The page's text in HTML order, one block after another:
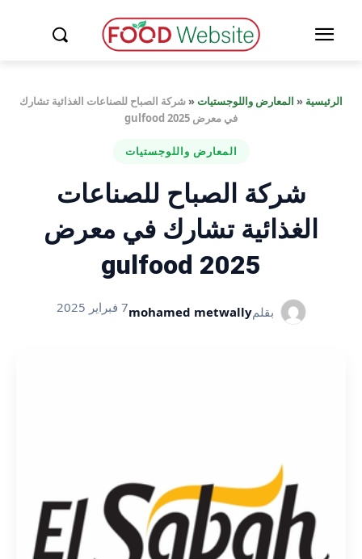
الرئيسية « المعارض واللوجستيات«شركة الصباح للصناعات الغذائية تشارك
في معرض gulfood 2025
المعارض واللوجستيات
شركة الصباح للصناعات
الغذائية تشارك في معرض
gulfood 2025
بقلمmohamed metwally7 فبراير 2025